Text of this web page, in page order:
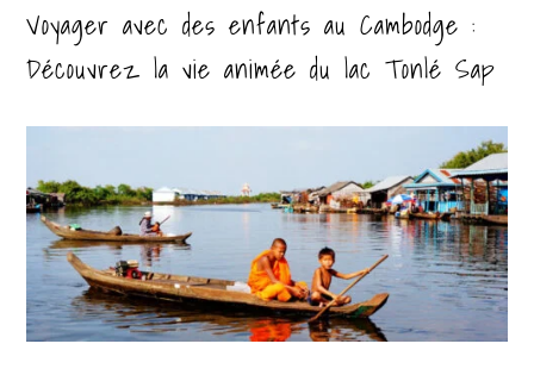
Voyager avec des enfants au Cambodge :
Découvrez la vie animée du lac Tonlé Sap